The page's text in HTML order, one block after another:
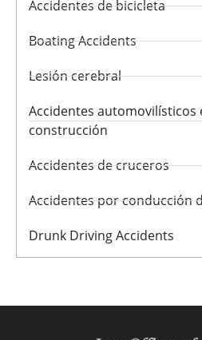
Accidentes de bicicleta
Boating Accidents
Lesión cerebral
Accidentes automovilísticos
construcción
Accidentes de cruceros
Accidentes por conducción
Drunk Driving Accidents